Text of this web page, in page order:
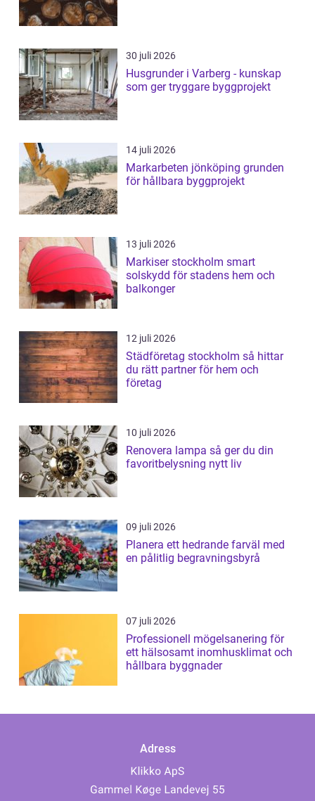
30 juli 2026
Husgrunder i Varberg - kunskap
som ger tryggare byggprojekt
14 juli 2026
Markarbeten jönköping grunden
för hållbara byggprojekt
13 juli 2026
Markiser stockholm smart
solskydd för stadens hem och
balkonger
12 juli 2026
Städföretag stockholm så hittar
du rätt partner för hem och
företag
10 juli 2026
Renovera lampa så ger du din
favoritbelysning nytt liv
09 juli 2026
Planera ett hedrande farväl med
en pålitlig begravningsbyrå
07 juli 2026
Professionell mögelsanering för
ett hälsosamt inomhusklimat och
hållbara byggnader
Adress